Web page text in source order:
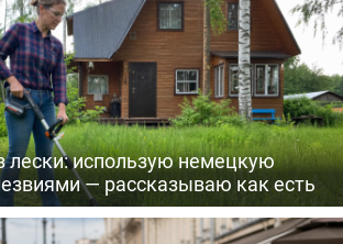
лески: использую немецкую
— рассказываю как есть